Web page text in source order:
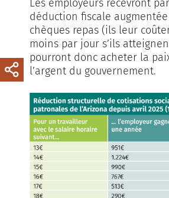
Les employeurs recevront
déduction fiscale
chèques repas (ils leur
moins par jour s’ils
pourront donc acheter la
l’argent du gouvernement.